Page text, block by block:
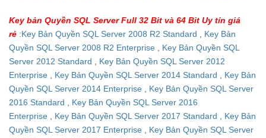
Key bản Quyền SQL Server Full 32 Bit và 64 Bit Uy tín giá
rẻ :Key Bản Quyền SQL Server 2008 R2 Standard , Key Bản
Quyền SQL Server 2008 R2 Enterprise , Key Bản Quyền SQL
Server 2012 Standard , Key Bản Quyền SQL Server 2012
Enterprise , Key Bản Quyền SQL Server 2014 Standard , Key Bản
Quyền SQL Server 2014 Enterprise , Key Bản Quyền SQL Server
2016 Standard , Key Bản Quyền SQL Server 2016
Enterprise , Key Bản Quyền SQL Server 2017 Standard , Key Bản
Quyền SQL Server 2017 Enterprise , Key Bản Quyền SQL Server